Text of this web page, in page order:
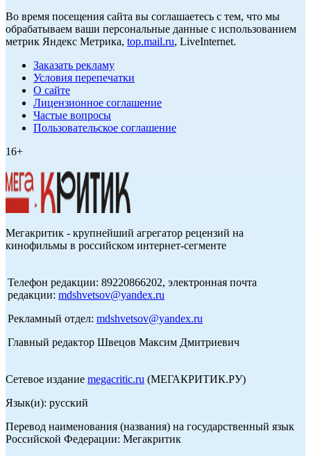
Во время посещения сайта вы соглашаетесь с тем, что мы
обрабатываем ваши персональные данные с использованием
метрик Яндекс Метрика, top.mail.ru, LiveInternet.
Заказать рекламу
Условия перепечатки
О сайте
Лицензионное соглашение
Частые вопросы
Пользовательское соглашение
16+
Мегакритик - крупнейший агрегатор рецензий на
кинофильмы в российском интернет-сегменте
Телефон редакции: 89220866202, электронная почта
редакции: mdshvetsov@yandex.ru
Рекламный отдел: mdshvetsov@yandex.ru
Главный редактор Швецов Максим Дмитриевич
Сетевое издание megacritic.ru (МЕГАКРИТИК.РУ)
Язык(и): русский
Перевод наименования (названия) на государственный язык
Российской Федерации: Мегакритик